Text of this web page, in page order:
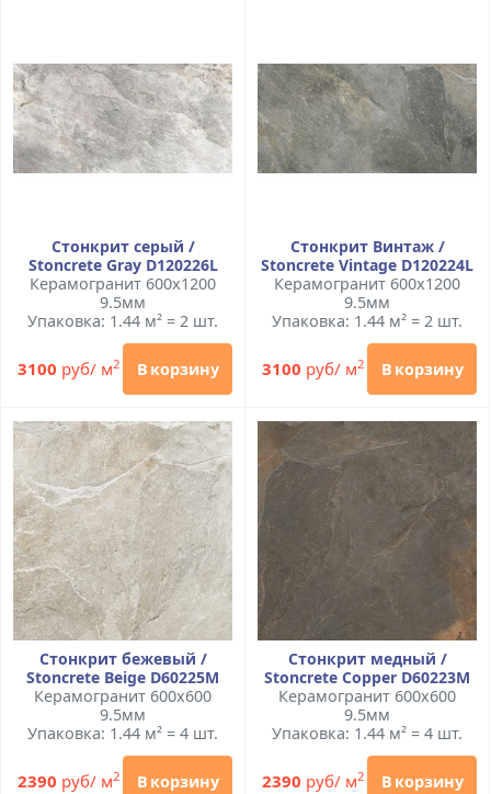
Стонкрит серый /
Stoncrete Gray D120226L
Керамогранит 600x1200
9.5мм
Упаковка: 1.44 м² = 2 шт.
3100 руб/ м2 В корзину
Стонкрит Винтаж /
Stoncrete Vintage D120224L
Керамогранит 600x1200
9.5мм
Упаковка: 1.44 м² = 2 шт.
3100 руб/ м2 В корзину
Стонкрит бежевый /
Stoncrete Beige D60225M
Керамогранит 600x600
9.5мм
Упаковка: 1.44 м² = 4 шт.
2390 руб/ м2 В корзину
Стонкрит медный /
Stoncrete Сopper D60223M
Керамогранит 600x600
9.5мм
Упаковка: 1.44 м² = 4 шт.
2390 руб/ м2 В корзину